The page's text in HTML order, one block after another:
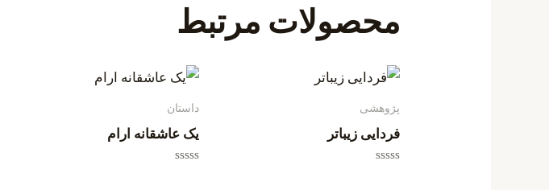
محصولات مرتبط
پژوهشی
فردایی زیباتر
داستان
یک عاشقانه ارام